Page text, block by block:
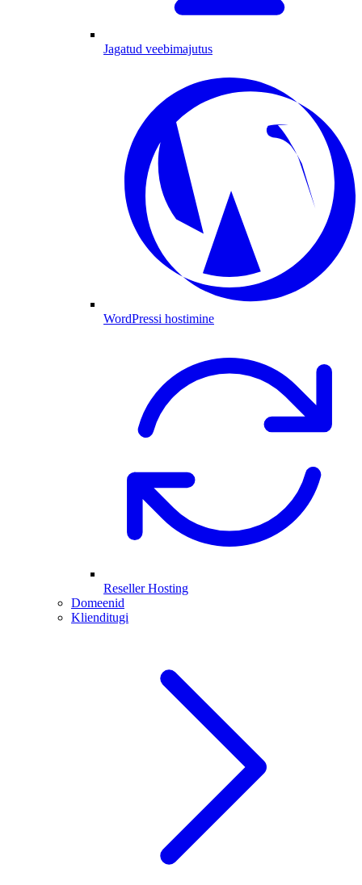
Jagatud veebimajutus
WordPressi hostimine
Reseller Hosting
Domeenid
Klienditugi